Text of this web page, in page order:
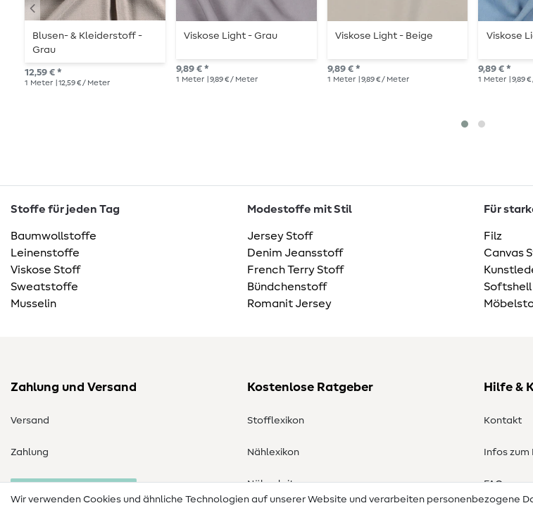
Blusen- & Kleiderstoff -
Grau
12,59 € *
1 Meter | 12,59 € / Meter
Viskose Light - Grau
9,89 € *
1 Meter | 9,89 € / Meter
Viskose Light - Beige
9,89 € *
1 Meter | 9,89 € / Meter
Viskose
9,89 € *
1 Meter | 9,89
Stoffe für jeden Tag
Baumwollstoffe
Leinenstoffe
Viskose Stoff
Sweatstoffe
Musselin
Modestoffe mit Stil
Jersey Stoff
Denim Jeansstoff
French Terry Stoff
Bündchenstoff
Romanit Jersey
Für
Filz
Canvas
Zahlung und Versand
Versand
Zahlung
Kostenlose Ratgeber
Stofflexikon
Nählexikon
Nähanleitungen
Hilfe &
Kontakt
Infos
FAQ
Wir verwenden Cookies und ähnliche Technologien auf unserer Website und verarbeiten personenbezogene